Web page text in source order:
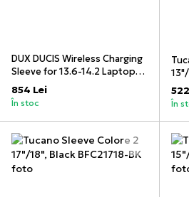
DUX DUCIS Wireless Charging
Sleeve for 13.6-14.2 Laptops
AirQ, Grey
854 Lei
În stoc În